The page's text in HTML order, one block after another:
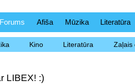
Forums Afiša Mūzika Literatūra
Kino Literatūra Zaļais
LIBEX! :)